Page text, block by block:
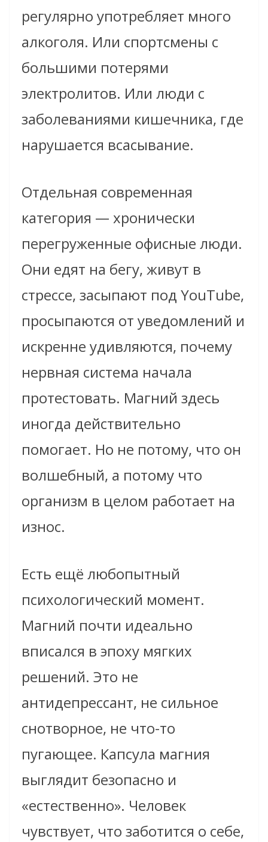
регулярно употребляет много
алкоголя. Или спортсмены с
большими потерями
электролитов. Или люди с
заболеваниями кишечника, где
нарушается всасывание.
Отдельная современная
категория — хронически
перегруженные офисные люди.
Они едят на бегу, живут в
стрессе, засыпают под YouTube,
просыпаются от уведомлений и
искренне удивляются, почему
нервная система начала
протестовать. Магний здесь
иногда действительно
помогает. Но не потому, что он
волшебный, а потому что
организм в целом работает на
износ.
Есть ещё любопытный
психологический момент.
Магний почти идеально
вписался в эпоху мягких
решений. Это не
антидепрессант, не сильное
снотворное, не что-то
пугающее. Капсула магния
выглядит безопасно и
«естественно». Человек
чувствует, что заботится о себе,